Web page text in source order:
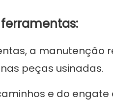
a manutenção
peças usinadas.
e do